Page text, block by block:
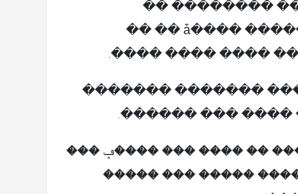
������ �� ��
���������� ����� ������ �� ����� ����ǡ �� ��
������ �����
��� ������ ���� ��
������ ��
�� ���� ��� ����ݡ ���
�� ������� ���� ��